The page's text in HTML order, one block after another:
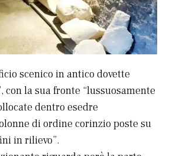
scenico in antico dovette
con la sua fronte “lussuosamente
dentro esedre
di ordine corinzio poste su
in rilievo”.